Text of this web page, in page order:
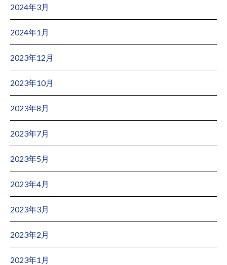
2024年3月
2024年1月
2023年12月
2023年10月
2023年8月
2023年7月
2023年5月
2023年4月
2023年3月
2023年2月
2023年1月